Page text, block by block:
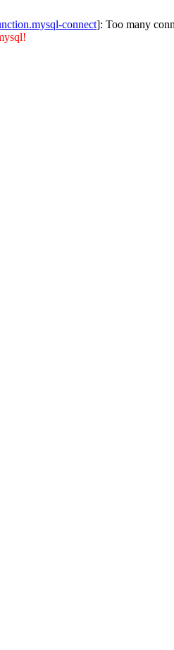
connect]: Too many